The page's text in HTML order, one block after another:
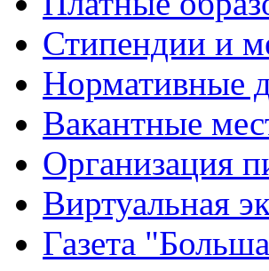
Стипендии и
Нормативные
Вакантные
Организация
Виртуальная
Газета